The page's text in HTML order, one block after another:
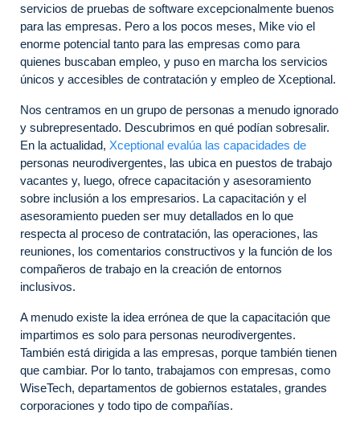
servicios de pruebas de software excepcionalmente buenos
para las empresas. Pero a los pocos meses, Mike vio el
enorme potencial tanto para las empresas como para
quienes buscaban empleo, y puso en marcha los servicios
únicos y accesibles de contratación y empleo de Xceptional.
Nos centramos en un grupo de personas a menudo ignorado
y subrepresentado. Descubrimos en qué podían sobresalir.
En la actualidad, Xceptional evalúa las capacidades de
personas neurodivergentes, las ubica en puestos de trabajo
vacantes y, luego, ofrece capacitación y asesoramiento
sobre inclusión a los empresarios. La capacitación y el
asesoramiento pueden ser muy detallados en lo que
respecta al proceso de contratación, las operaciones, las
reuniones, los comentarios constructivos y la función de los
compañeros de trabajo en la creación de entornos
inclusivos.
A menudo existe la idea errónea de que la capacitación que
impartimos es solo para personas neurodivergentes.
También está dirigida a las empresas, porque también tienen
que cambiar. Por lo tanto, trabajamos con empresas, como
WiseTech, departamentos de gobiernos estatales, grandes
corporaciones y todo tipo de compañías.